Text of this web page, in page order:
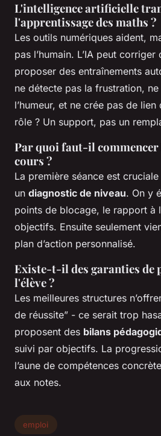
L'intelligence artificielle
l'apprentissage des maths ?
Les outils numériques aident,
pas l’humain. L’IA peut
proposer des entraînements
ne détecte pas la frustration,
l’humeur, et ne crée pas de
rôle ? Un support, pas un
Par quoi faut-il
cours ?
La première séance est
un diagnostic de niveau. On y
points de blocage, le rapport à
objectifs. Ensuite seulement
plan d’action personnalisé.
Existe-t-il des garanties de
l'élève ?
Les meilleures structures
de réussite” - ce serait trop
proposent des bilans
suivi par objectifs. La
l’aune de compétences
aux notes.
emploi